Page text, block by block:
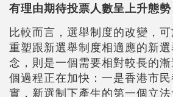
有理由期待投票人數呈上升態勢
比較而言，選舉制度的改變，可
重塑跟新選舉制度相適應的新
念，則是一個需要相對較長的
個過程正在加快：一是香港市
實，新選制下產生的第一個立